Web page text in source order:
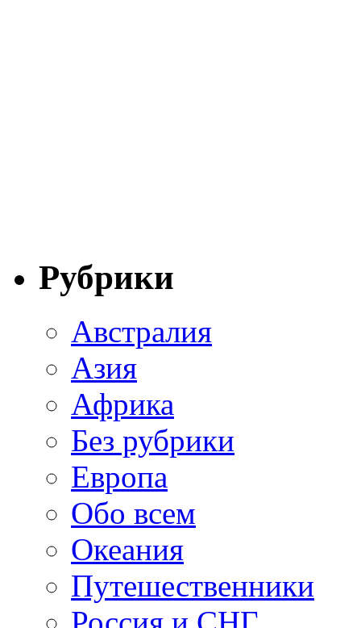
Рубрики
Австралия
Азия
Африка
Без рубрики
Европа
Обо всем
Океания
Путешественники